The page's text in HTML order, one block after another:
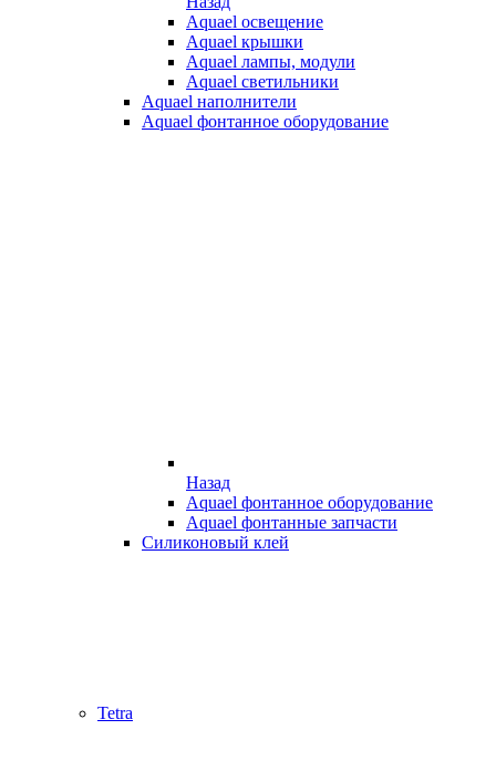
Aquael освещение
Aquael крышки
Aquael лампы, модули
Aquael светильники
Aquael наполнители
Aquael фонтанное оборудование
Назад
Aquael фонтанное оборудование
Aquael фонтанные запчасти
Силиконовый клей
Tetra